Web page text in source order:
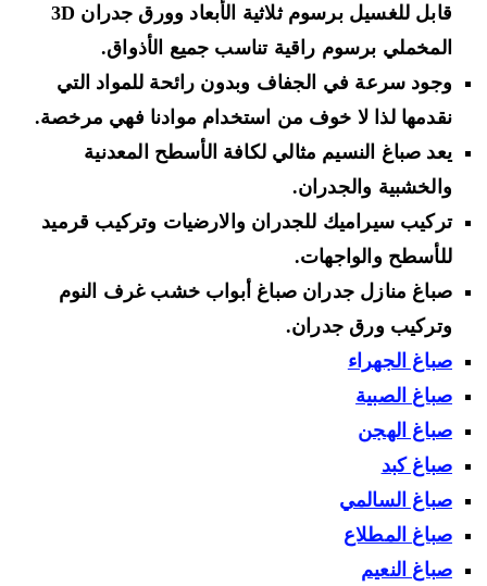
قابل للغسيل
برسوم ثلاثية الأبعاد وورق جدران 3D
المخملي برسوم راقية تناسب جميع الأذواق.
وجود سرعة في الجفاف وبدون رائحة للمواد التي
نقدمها لذا لا خوف من استخدام موادنا فهي مرخصة.
يعد صباغ النسيم مثالي لكافة الأسطح المعدنية
والخشبية والجدران.
تركيب سيراميك للجدران والارضيات وتركيب قرميد
للأسطح والواجهات.
صباغ منازل جدران صباغ أبواب خشب غرف النوم
وتركيب ورق جدران.
صباغ الجهراء
صباغ الصبية
صباغ الهجن
صباغ كبد
صباغ السالمي
صباغ المطلاع
صباغ النعيم